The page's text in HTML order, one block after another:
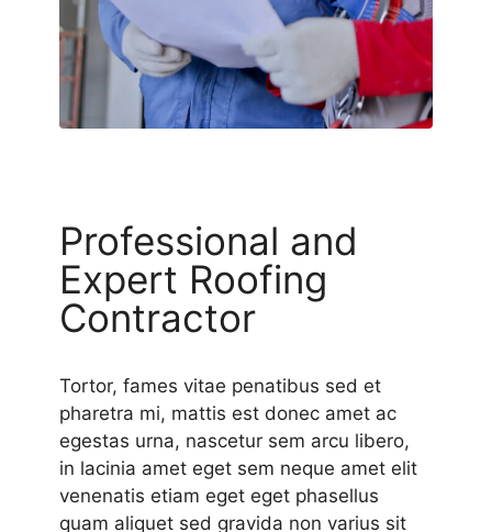
Professional and
Expert Roofing
Contractor
Tortor, fames vitae penatibus sed et
pharetra mi, mattis est donec amet ac
egestas urna, nascetur sem arcu libero,
in lacinia amet eget sem neque amet elit
venenatis etiam eget eget phasellus
quam aliquet sed gravida non varius sit